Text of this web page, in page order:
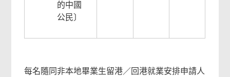
的中國
公民〕
每名隨同非本地畢業生留港／回港就業安排申請人